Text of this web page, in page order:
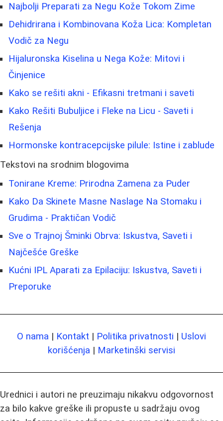
Najbolji Preparati za Negu Kože Tokom Zime
Dehidrirana i Kombinovana Koža Lica: Kompletan
Vodič za Negu
Hijaluronska Kiselina u Nega Kože: Mitovi i
Činjenice
Kako se rešiti akni - Efikasni tretmani i saveti
Kako Rešiti Bubuljice i Fleke na Licu - Saveti i
Rešenja
Hormonske kontracepcijske pilule: Istine i zablude
Tekstovi na srodnim blogovima
Tonirane Kreme: Prirodna Zamena za Puder
Kako Da Skinete Masne Naslage Na Stomaku i
Grudima - Praktičan Vodič
Sve o Trajnoj Šminki Obrva: Iskustva, Saveti i
Najčešće Greške
Kućni IPL Aparati za Epilaciju: Iskustva, Saveti i
Preporuke
O nama | Kontakt | Politika privatnosti | Uslovi
korišćenja | Marketinški servisi
Urednici i autori ne preuzimaju nikakvu odgovornost
za bilo kakve greške ili propuste u sadržaju ovog